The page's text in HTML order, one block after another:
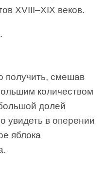
XVIII–XIX веков.
смешав
количеством
долей
увидеть в оперении
яблока